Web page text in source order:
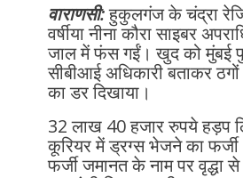
वाराणसी:हुकुलगंज के चंद्रा
वर्षीया नीना कौरा साइबर
जाल में फंस गईं। खुद को मुंबई
सीबीआई अधिकारी बताकर ठगों
का डर दिखाया।
32 लाख 40 हजार रुपये हड़प
कूरियर में ड्रग्स भेजने का
फर्जी जमानत के नाम पर वृद्धा